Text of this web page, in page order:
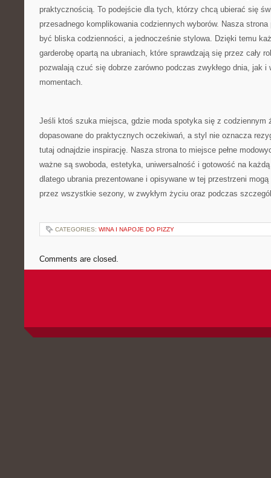
praktycznością. To podejście dla tych, którzy chcą ubierać się
przesadnego komplikowania codziennych wyborów. Nasza
być bliska codzienności, a jednocześnie stylowa. Dzięki temu
garderobę opartą na ubraniach, które sprawdzają się przez cały
pozwalają czuć się dobrze zarówno podczas zwykłego dnia, jak i
momentach.
Jeśli ktoś szuka miejsca, gdzie moda spotyka się z codziennym
dopasowane do praktycznych oczekiwań, a styl nie oznacza
tutaj odnajdzie inspirację. Nasza strona to miejsce pełne
ważne są swoboda, estetyka, uniwersalność i gotowość na każdą
dlatego ubrania prezentowane i opisywane w tej przestrzeni
przez wszystkie sezony, w zwykłym życiu oraz podczas
CATEGORIES: WINA I NAPOJE DO PIZZY
Comments are closed.